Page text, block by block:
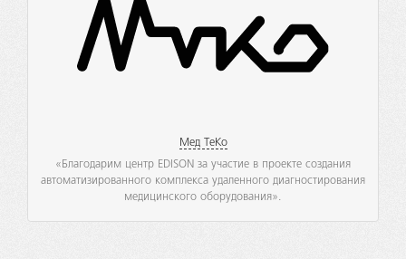
Мед ТеКо
«Благодарим центр EDISON за участие в проекте создания
автоматизированного комплекса удаленного диагностирования
медицинского оборудования».